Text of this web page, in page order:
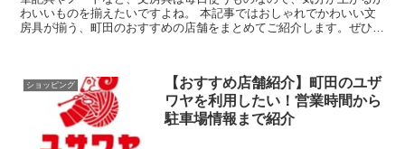
わいいものを揃えたいですよね。 本記事ではおしゃれでかわいい文
房具が揃う、町田のおすすめの店舗をまとめてご紹介します。ぜひ参
ショッピング
【おすすめ店舗紹介】町田のユザ
ワヤを利用したい！営業時間から
駐車場情報まで紹介